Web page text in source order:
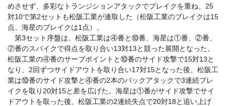
めさせず、多彩なトランジションアタックでブレイクを重ね、25
対10で第2セットも松阪工業が連取した（松阪工業のブレイクは15
点、海星のブレイクは1点）。
第3セット序盤は、松阪工業は④番と⑩番、海星は①番、②番、
⑦番のスパイクで得点を取り合い13対13と競った展開となった。
松阪工業の④番のサーブポイントと⑩番のサイド攻撃で15対13と
なり、2回ずつサイドアウトを取り合い17対15となった後、松阪工
業は⑩番のサイド攻撃と④番の2本のバックアタックで3連続ブレ
イクを取り20対15と差を広げた。海星は①番がサイド攻撃でサイ
ドアウトを取った後、松阪工業の2連続失点で20対18と追い上げ